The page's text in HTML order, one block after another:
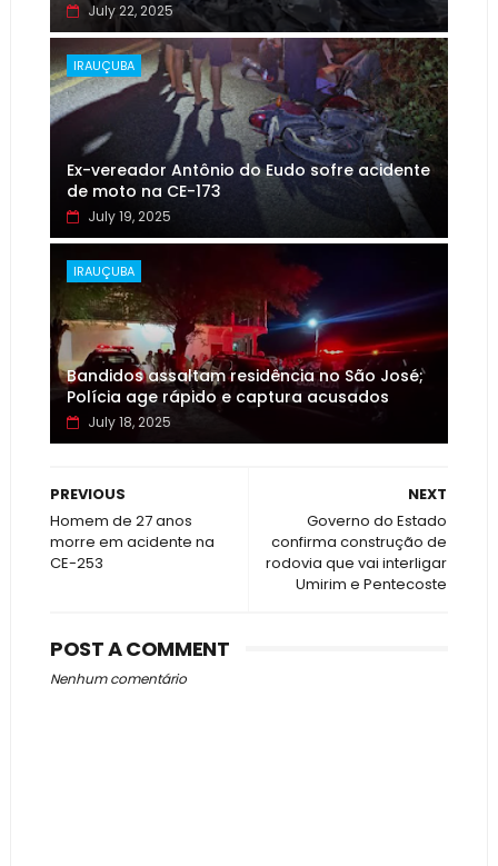
July 22, 2025
IRAUÇUBA
Ex-vereador Antônio do Eudo sofre acidente
de moto na CE-173
July 19, 2025
IRAUÇUBA
Bandidos assaltam residência no São José;
Polícia age rápido e captura acusados
July 18, 2025
NEXT
Governo do Estado
confirma construção de
rodovia que vai interligar
Umirim e Pentecoste
PREVIOUS
Homem de 27 anos
morre em acidente na
CE-253
POST A COMMENT
Nenhum comentário